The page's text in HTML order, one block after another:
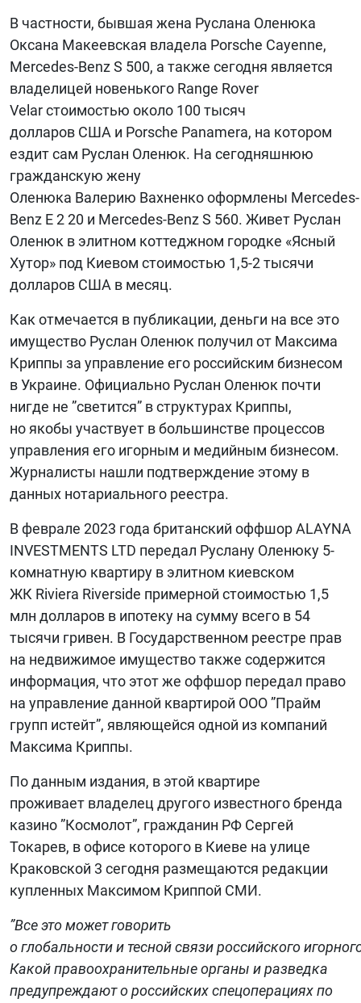
В частности, бывшая жена Руслана Оленюка
Оксана Макеевская владела Porsche Cayenne,
Mercedes-Benz S 500, а также сегодня является
владелицей новенького Range Rover
Velar стоимостью около 100 тысяч
долларов США и Porsche Panamera, на котором
ездит сам Руслан Оленюк. На сегодняшнюю
гражданскую жену
Оленюка Валерию Вахненко оформлены Mercedes-
Benz E 2 20 и Mercedes-Benz S 560. Живет Руслан
Оленюк в элитном коттеджном городке «Ясный
Хутор» под Киевом стоимостью 1,5-2 тысячи
долларов США в месяц.
Как отмечается в публикации, деньги на все это
имущество Руслан Оленюк получил от Максима
Криппы за управление его российским бизнесом
в Украине. Официально Руслан Оленюк почти
нигде не ”светится” в структурах Криппы,
но якобы участвует в большинстве процессов
управления его игорным и медийным бизнесом.
Журналисты нашли подтверждение этому в
данных нотариального реестра.
В феврале 2023 года британский оффшор ALAYNA
INVESTMENTS LTD передал Руслану Оленюку 5-
комнатную квартиру в элитном киевском
ЖК Riviera Riverside примерной стоимостью 1,5
млн долларов в ипотеку на сумму всего в 54
тысячи гривен. В Государственном реестре прав
на недвижимое имущество также содержится
информация, что этот же оффшор передал право
на управление данной квартирой ООО ”Прайм
групп истейт”, являющейся одной из компаний
Максима Криппы.
По данным издания, в этой квартире
проживает владелец другого известного бренда
казино ”Космолот”, гражданин РФ Сергей
Токарев, в офисе которого в Киеве на улице
Краковской 3 сегодня размещаются редакции
купленных Максимом Криппой СМИ.
”Все это может говорить
о глобальности и тесной связи российского
Какой правоохранительные органы и разведка
предупреждают о российских спецоперациях по